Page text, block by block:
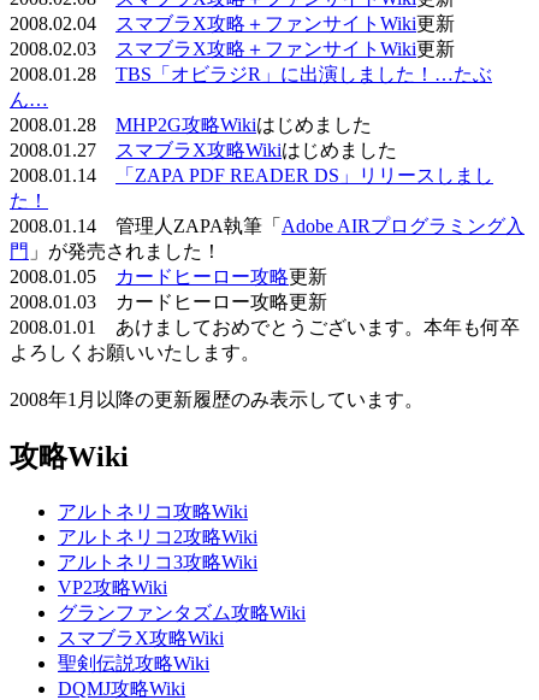
2008.02.04
スマブラX攻略＋ファンサイトWiki更新
2008.02.03
スマブラX攻略＋ファンサイトWiki更新
2008.01.28 TBS「オビラジR」に出演しました！…たぶ
ん…
2008.01.28 MHP2G攻略Wikiはじめました
2008.01.27
スマブラX攻略Wikiはじめました
2008.01.14
「ZAPA PDF READER DS」リリースしまし
た！
2008.01.14 管理人ZAPA執筆「 Adobe AIRプログラミング入
門 」が発売されました！
2008.01.05
カードヒーロー攻略更新
2008.01.03 カードヒーロー攻略更新
2008.01.01 あけましておめでとうございます。本年も何卒
よろしくお願いいたします。
2008年1月以降の更新履歴のみ表示しています。
攻略Wiki
アルトネリコ攻略Wiki
アルトネリコ2攻略Wiki
アルトネリコ3攻略Wiki
VP2攻略Wiki
グランファンタズム攻略Wiki
スマブラX攻略Wiki
聖剣伝説攻略Wiki
DQMJ攻略Wiki